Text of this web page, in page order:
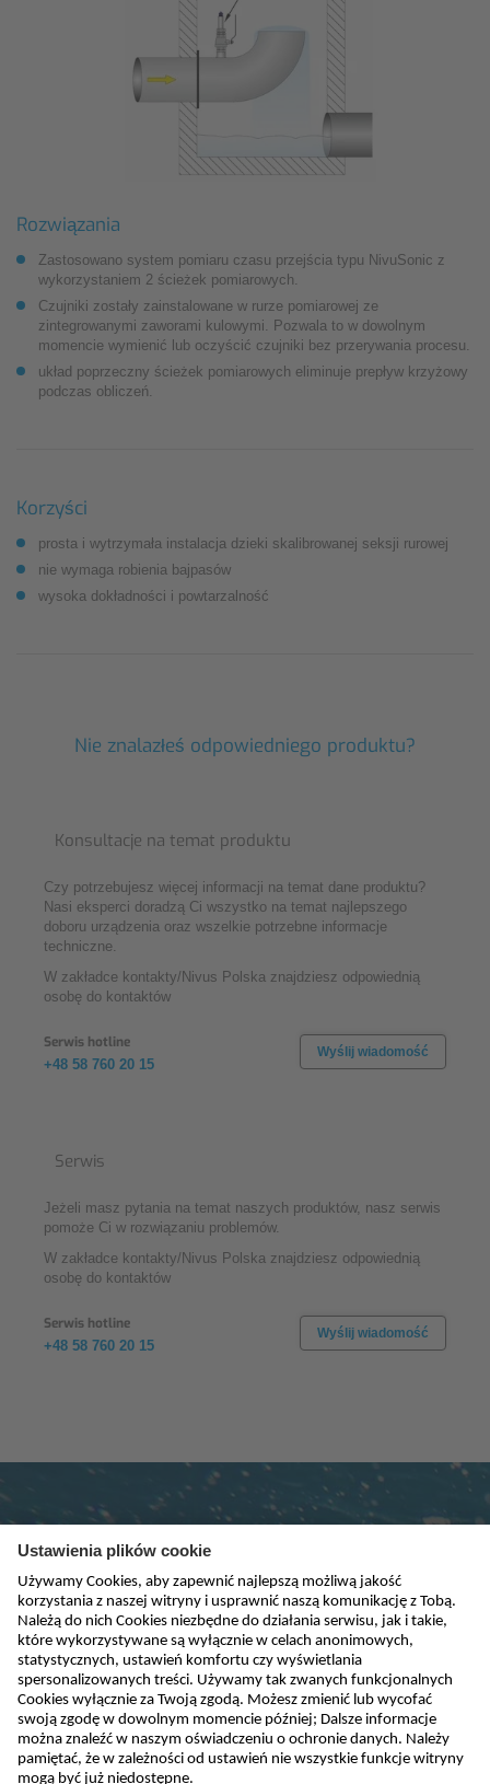
Rozwiązania
Zastosowano system pomiaru czasu przejścia typu NivuSonic z
wykorzystaniem 2 ścieżek pomiarowych.
Czujniki zostały zainstalowane w rurze pomiarowej ze
zintegrowanymi zaworami kulowymi. Pozwala to w dowolnym
momencie wymienić lub oczyścić czujniki bez przerywania procesu.
układ poprzeczny ścieżek pomiarowych eliminuje prepływ krzyżowy
podczas obliczeń.
Korzyści
prosta i wytrzymała instalacja dzieki skalibrowanej seksji rurowej
nie wymaga robienia bajpasów
wysoka dokładności i powtarzalność
Nie znalazłeś odpowiedniego produktu?
Konsultacje na temat produktu
Czy potrzebujesz więcej informacji na temat dane produktu?
Nasi eksperci doradzą Ci wszystko na temat najlepszego
doboru urządzenia oraz wszelkie potrzebne informacje
techniczne.
W zakładce kontakty/Nivus Polska znajdziesz odpowiednią
osobę do kontaktów
Serwis hotline
+48 58 760 20 15
Wyślij wiadomość
Serwis
Jeżeli masz pytania na temat naszych produktów, nasz serwis
pomoże Ci w rozwiązaniu problemów.
W zakładce kontakty/Nivus Polska znajdziesz odpowiednią
osobę do kontaktów
Serwis hotline
+48 58 760 20 15
Wyślij wiadomość
Subskrybuj newsletter